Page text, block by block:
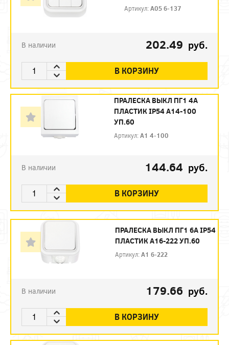
Артикул:А05 6-137
В наличии 202.49 руб.
В КОРЗИНУ
ПРАЛЕСКА ВЫКЛ ПГ1 4А
ПЛАСТИК IP54 А14-100
УП.60
Артикул:А1 4-100
В наличии 144.64 руб.
В КОРЗИНУ
ПРАЛЕСКА ВЫКЛ ПГ1 6А IP54
ПЛАСТИК А16-222 УП.60
Артикул:А1 6-222
В наличии 179.66 руб.
В КОРЗИНУ